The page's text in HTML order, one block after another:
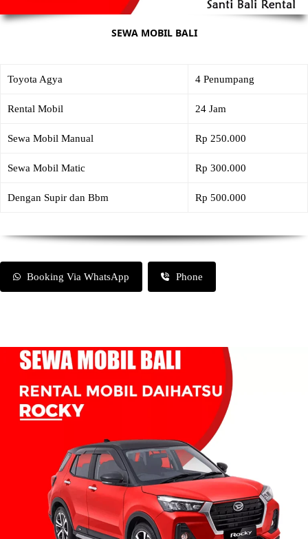
SEWA MOBIL BALI
Toyota Agya 4 Penumpang
Rental Mobil 24 Jam
Sewa Mobil Manual Rp 250.000
Sewa Mobil Matic Rp 300.000
Dengan Supir dan Bbm Rp 500.000
Booking Via WhatsApp Phone